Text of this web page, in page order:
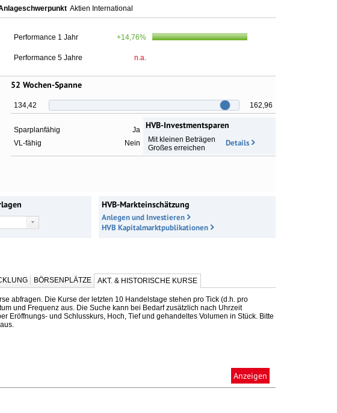
Aktien International
CEST 2026
Performance 1 Jahr +14,76%
Performance 5 Jahre n.a.
52 Wochen-Spanne
134,42 162,96
Sparplanfähig
Ja
VL-fähig
Nein
HVB-Investmentsparen
Mit kleinen Beträgen
Großes erreichen
Details
HVB-Markteinschätzung
Anlegen und Investieren
HVB Kapitalmarktpublikationen
BÖRSENPLÄTZE AKT. & HISTORISCHE KURSE
abfragen. Die Kurse der letzten 10 Handelstage stehen pro Tick (d.h. pro
und Frequenz aus. Die Suche kann bei Bedarf zusätzlich nach Uhrzeit
Eröffnungs- und Schlusskurs, Hoch, Tief und gehandeltes Volumen in Stück. Bitte
Anzeigen